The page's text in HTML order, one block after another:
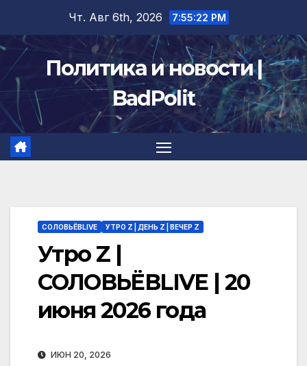
содержимому
Чт. Авг 6th, 2026 7:55:23 PM
Политика и новости |
BadPolit
СОЛОВЬЁВLIVE УТРО Z | ДЕНЬ Z | ВЕЧЕР Z
Утро Z |
СОЛОВЬЁВLIVE | 20
июня 2026 года
ИЮН 20, 2026